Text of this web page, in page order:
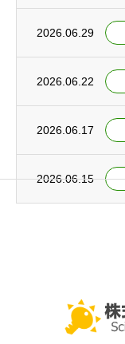
2026.06.29
2026.06.22
2026.06.17
2026.06.15